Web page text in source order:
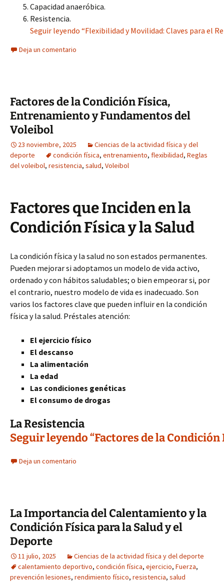
Capacidad anaeróbica.
Resistencia.
Seguir leyendo “Flexibilidad y Movilidad: Claves para el
Deja un comentario
Factores de la Condición Física,
Entrenamiento y Fundamentos del
Voleibol
23 noviembre, 2025
Ciencias de la actividad física y del
deporte
condición física, entrenamiento, flexibilidad, Reglas
del voleibol, resistencia, salud, Voleibol
Factores que Inciden en la
Condición Física y la Salud
La condición física y la salud no son estados permanentes.
Pueden mejorar si adoptamos un modelo de vida activo,
ordenado y con hábitos saludables; o bien empeorar si, por
el contrario, nuestro modelo de vida es inadecuado. Son
varios los factores clave que pueden influir en la condición
física y la salud. Préstales atención:
El ejercicio físico
El descanso
La alimentación
La edad
Las condiciones genéticas
El consumo de drogas
La Resistencia
Seguir leyendo “Factores de la
Deja un comentario
La Importancia del Calentamiento y la
Condición Física para la Salud y el
Deporte
11 julio, 2025
Ciencias de la actividad física y del deporte
calentamiento deportivo, condición física, ejercicio, Fuerza,
prevención lesiones, rendimiento físico, resistencia, salud